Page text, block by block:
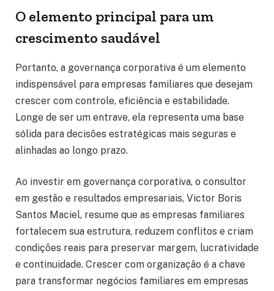
O elemento principal para um
crescimento saudável
Portanto, a governança corporativa é um elemento
indispensável para empresas familiares que desejam
crescer com controle, eficiência e estabilidade.
Longe de ser um entrave, ela representa uma base
sólida para decisões estratégicas mais seguras e
alinhadas ao longo prazo.
Ao investir em governança corporativa, o consultor
em gestão e resultados empresariais, Victor Boris
Santos Maciel, resume que as empresas familiares
fortalecem sua estrutura, reduzem conflitos e criam
condições reais para preservar margem, lucratividade
e continuidade. Crescer com organização é a chave
para transformar negócios familiares em empresas